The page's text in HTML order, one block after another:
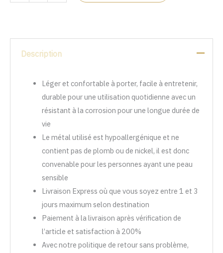
Description
Léger et confortable à porter, facile à entretenir,
durable pour une utilisation quotidienne avec un
résistant à la corrosion pour une longue durée de
vie
Le métal utilisé est hypoallergénique et ne
contient pas de plomb ou de nickel, il est donc
convenable pour les personnes ayant une peau
sensible
Livraison Express où que vous soyez entre 1 et 3
jours maximum selon destination
Paiement à la livraison après vérification de
l’article et satisfaction à 200%
Avec notre politique de retour sans problème,